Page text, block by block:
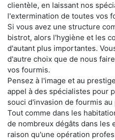
clientèle, en laissant nos
l'extermination de toutes vos
Si vous avez une structure
bistrot, alors l'hygiène et les
d'autant plus importantes.
d'autre choix que de nous
vos fourmis.
Pensez à l'image et au
appel à des spécialistes pour
souci d'invasion de fourmis au
Tout comme dans les
de nombreux dégâts dans les
raison qu'une opération